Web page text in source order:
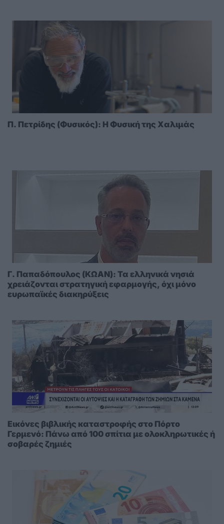
Π. Πετρίδης (Φυσικός): Η Φυσική της Χαλιμάς
Γ. Παπαδόπουλος (ΚΩΑΝ): Τα ελληνικά νησιά
χρειάζονται στρατηγική εφαρμογής, όχι μόνο
ευρωπαϊκές διακηρύξεις
Εικόνες βιβλικής καταστροφής στο Πόρτο
Γερμενό: Πάνω από 100 σπίτια με ολοκληρωτικές ή
σοβαρές ζημιές